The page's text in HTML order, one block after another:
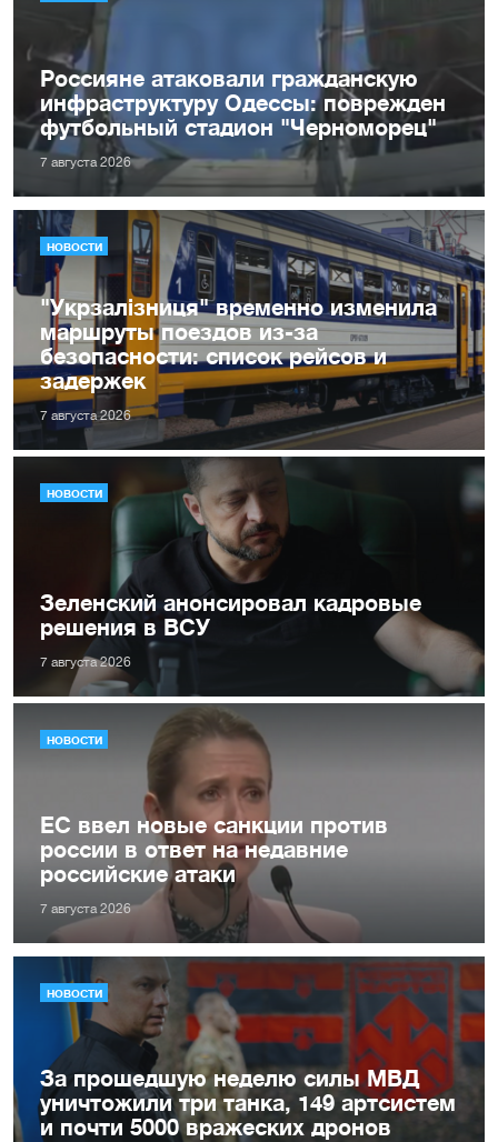
Россияне атаковали гражданскую
инфраструктуру Одессы: поврежден
футбольный стадион "Черноморец"
7 августа 2026
НОВОСТИ
"Укрзалізниця" временно изменила
маршруты поездов из-за
безопасности: список рейсов и
задержек
7 августа 2026
НОВОСТИ
Зеленский анонсировал кадровые
решения в ВСУ
7 августа 2026
НОВОСТИ
ЕС ввел новые санкции против
россии в ответ на недавние
российские атаки
7 августа 2026
НОВОСТИ
За прошедшую неделю силы МВД
уничтожили три танка, 149 артсистем
и почти 5000 вражеских дронов